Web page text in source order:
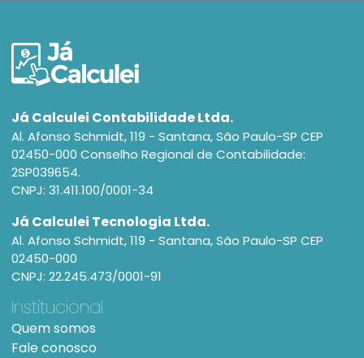
Já Calculei Contabilidade Ltda.
Al. Afonso Schmidt, 119 - Santana, São Paulo-SP CEP
02450-000 Conselho Regional de Contabilidade:
2SP039654.
CNPJ: 31.411.100/0001-34
Já Calculei Tecnologia Ltda.
Al. Afonso Schmidt, 119 - Santana, São Paulo-SP CEP
02450-000
CNPJ: 22.245.473/0001-91
Institucional
Quem somos
Fale conosco